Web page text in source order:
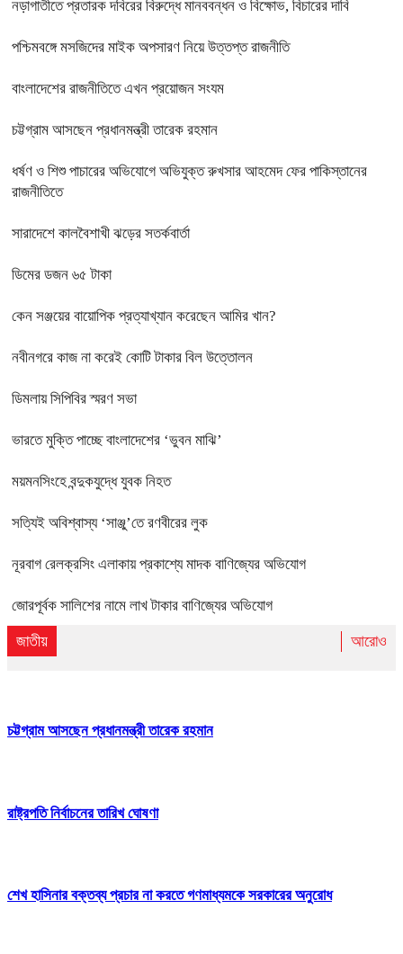
নড়াগাতীতে প্রতারক দবিরের বিরুদ্ধে মানববন্ধন ও বিক্ষোভ, বিচারের দাবি
পশ্চিমবঙ্গে মসজিদের মাইক অপসারণ নিয়ে উত্তপ্ত রাজনীতি
বাংলাদেশের রাজনীতিতে এখন প্রয়োজন সংযম
চট্টগ্রাম আসছেন প্রধানমন্ত্রী তারেক রহমান
ধর্ষণ ও শিশু পাচারের অভিযোগে অভিযুক্ত রুখসার আহমেদ ফের পাকিস্তানের
রাজনীতিতে
সারাদেশে কালবৈশাখী ঝড়ের সতর্কবার্তা
ডিমের ডজন ৬৫ টাকা
কেন সঞ্জয়ের বায়োপিক প্রত্যাখ্যান করেছেন আমির খান?
নবীনগরে কাজ না করেই কোটি টাকার বিল উত্তোলন
ডিমলায় সিপিবির স্মরণ সভা
ভারতে মুক্তি পাচ্ছে বাংলাদেশের ‘ভুবন মাঝি’
ময়মনসিংহে বন্দুকযুদ্ধে যুবক নিহত
সত্যিই অবিশ্বাস্য ‘সাঞ্জু’তে রণবীরের লুক
নূরবাগ রেলক্রসিং এলাকায় প্রকাশ্যে মাদক বাণিজ্যের অভিযোগ
জোরপূর্বক সালিশের নামে লাখ টাকার বাণিজ্যের অভিযোগ
জাতীয় আরোও
চট্টগ্রাম আসছেন প্রধানমন্ত্রী তারেক রহমান
রাষ্ট্রপতি নির্বাচনের তারিখ ঘোষণা
শেখ হাসিনার বক্তব্য প্রচার না করতে গণমাধ্যমকে সরকারের অনুরোধ